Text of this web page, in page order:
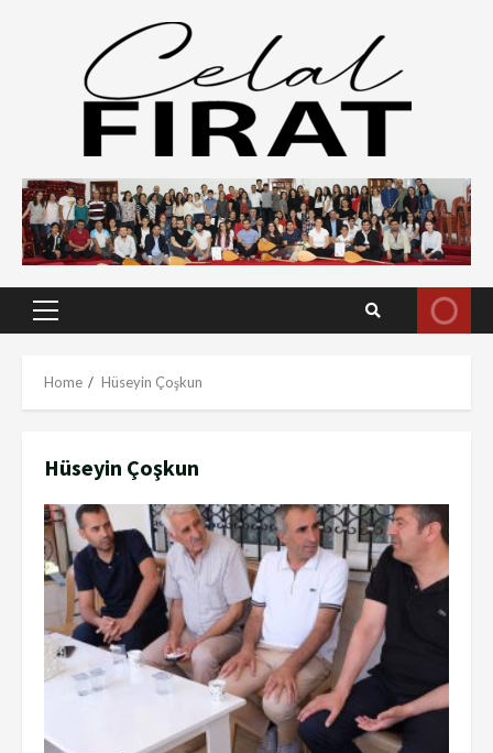
Primary
Home Hüseyin Çoşkun
Hüseyin Çoşkun